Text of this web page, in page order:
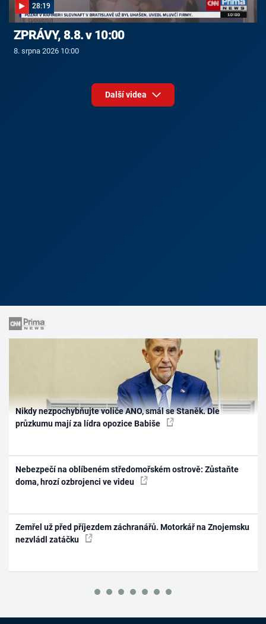
28:19
ZPRÁVY, 8.8. v 10:00
8. srpna 2026 10:00
Další videa
Nikdy nezpochybňujte voliče ANO, smál se Staněk. Dle
průzkumu mají za lídra opozice Babiše
Nebezpečí na oblíbeném středomořském ostrově: Zůstaňte
doma, hrozí ozbrojenci ve videu
Zemřel už před příjezdem záchranářů. Motorkář na Znojemsku
nezvládl zatáčku